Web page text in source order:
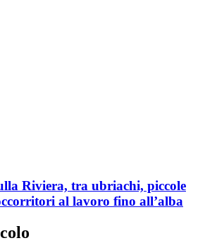
Riviera, tra ubriachi, piccole
al lavoro fino all’alba